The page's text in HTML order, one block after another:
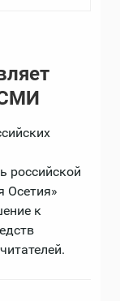
российской
Осетия»
к